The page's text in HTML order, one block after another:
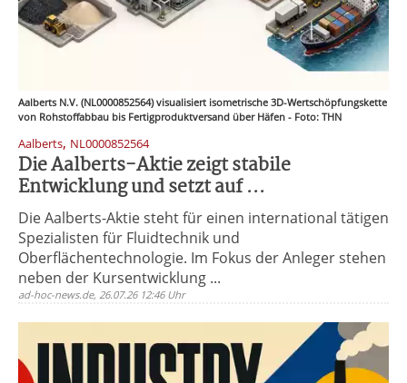
Aalberts N.V. (NL0000852564) visualisiert isometrische 3D-Wertschöpfungskette
von Rohstoffabbau bis Fertigproduktversand über Häfen - Foto: THN
Aalberts, NL0000852564
Die Aalberts-Aktie zeigt stabile
Entwicklung und setzt auf ...
Die Aalberts-Aktie steht für einen international tätigen
Spezialisten für Fluidtechnik und
Oberflächentechnologie. Im Fokus der Anleger stehen
neben der Kursentwicklung ...
ad-hoc-news.de, 26.07.26 12:46 Uhr